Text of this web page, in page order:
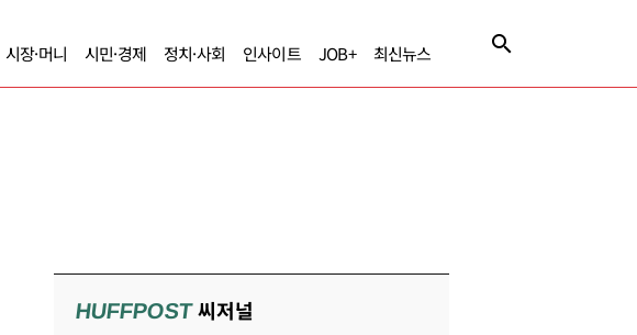
시장·머니 시민·경제 정치·사회 인사이트 JOB+ 최신뉴스
HUFFPOST씨저널